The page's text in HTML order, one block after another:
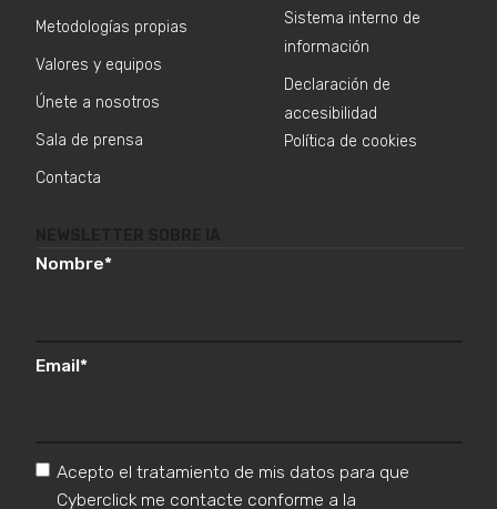
Metodologías propias
Valores y equipos
Únete a nosotros
Sala de prensa
Contacta
Sistema interno de
información
Declaración de
accesibilidad
Política de cookies
Nombre*
Email*
Acepto el tratamiento de mis datos para que
Cyberclick me contacte conforme a la